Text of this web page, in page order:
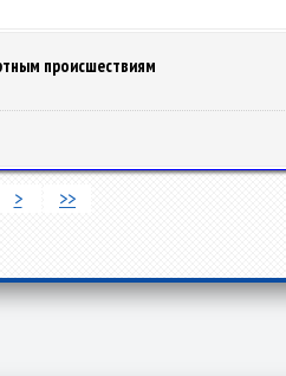
происшествиям
> >>